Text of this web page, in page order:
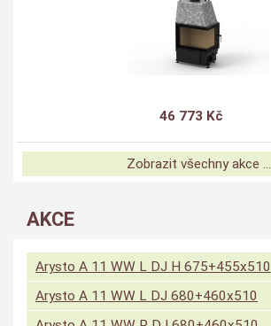
46 773 Kč
Zobrazit všechny akce ...
AKCE
Arysto A 11 WW L DJ H 675+455x510
Arysto A 11 WW L DJ 680+460x510